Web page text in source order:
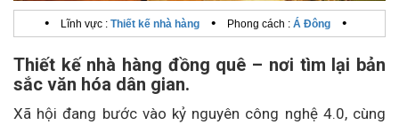
• Lĩnh vực : Thiết kế nhà hàng • Phong cách : Á Đông •
Thiết kế nhà hàng đồng quê – nơi tìm lại bản
sắc văn hóa dân gian.
Xã hội đang bước vào kỷ nguyên công nghệ 4.0, cùng